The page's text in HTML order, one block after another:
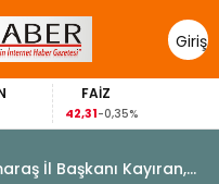
Giriş
Yap
FAİZ
42,31-0,35%
İl Başkanı Kayıran,